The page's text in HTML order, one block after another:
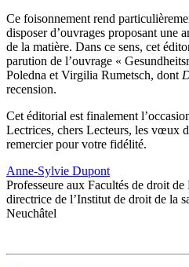
Ce foisonnement rend
disposer d’ouvrages proposant une
de la matière. Dans ce sens, cet
parution de l’ouvrage «
Poledna et Virgilia Rumetsch, dont
recension.
Cet éditorial est finalement
Lectrices, chers Lecteurs, les vœux
remercier pour votre fidélité.
Anne-Sylvie Dupont
Professeure aux Facultés de droit
directrice de l’Institut de droit de la
Neuchâtel